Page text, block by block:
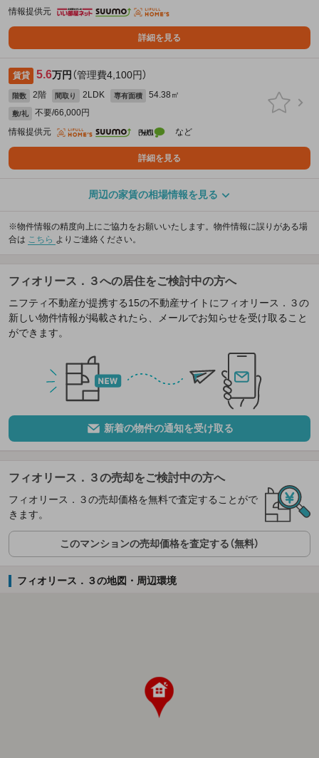
情報提供元
詳細を見る
賃貸 5.6万円 （管理費4,100円）
階数 2階 間取り 2LDK 専有面積 54.38㎡
敷/礼
不要/66,000円
情報提供元
など
詳細を見る
周辺の家賃の相場情報を見る
※物件情報の精度向上にご協力をお願いいたします。物件情報に誤りがある場
合は こちら よりご連絡ください。
フィオリース．３への居住をご検討中の方へ
ニフティ不動産が提携する15の不動産サイトにフィオリース．３の
新しい物件情報が掲載されたら、メールでお知らせを受け取ること
ができます。
新着の物件の通知を受け取る
フィオリース．３の売却をご検討中の方へ
フィオリース．３の売却価格を無料で査定することがで
きます。
このマンションの売却価格を査定する（無料）
フィオリース．３の地図・周辺環境